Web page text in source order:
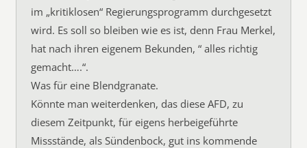
im „kritiklosen“ Regierungsprogramm durchgesetzt
wird. Es soll so bleiben wie es ist, denn Frau Merkel,
hat nach ihren eigenem Bekunden, “ alles richtig
gemacht….“.
Was für eine Blendgranate.
Könnte man weiterdenken, das diese AFD, zu
diesem Zeitpunkt, für eigens herbeigeführte
Missstände, als Sündenbock, gut ins kommende